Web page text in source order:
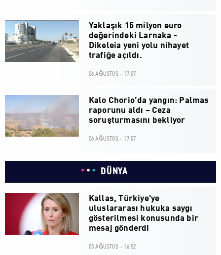
Yaklaşık 15 milyon euro
değerindeki Larnaka -
Dikeleia yeni yolu nihayet
trafiğe açıldı.
06 AĞUSTOS - 17:07
Kalo Chorio’da yangın: Palmas
raporunu aldı – Ceza
soruşturmasını bekliyor
06 AĞUSTOS - 17:07
DÜNYA
Kallas, Türkiye'ye
uluslararası hukuka saygı
gösterilmesi konusunda bir
mesaj gönderdi
05 AĞUSTOS - 16:52